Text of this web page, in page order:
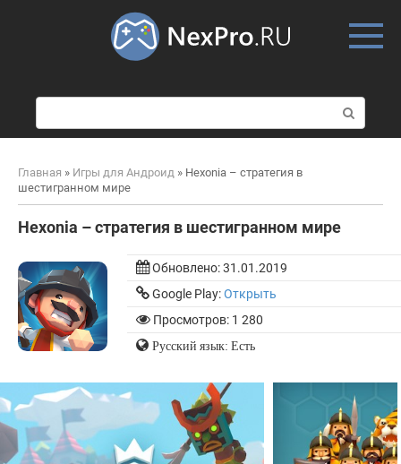
о
и
к
Главная » Игры для Андроид » Hexonia – стратегия в
шестигранном мире
Hexonia – стратегия в шестигранном мире
Обновлено:31.01.2019
Google Play:Открыть
Просмотров: 1 280
Русский язык: Есть